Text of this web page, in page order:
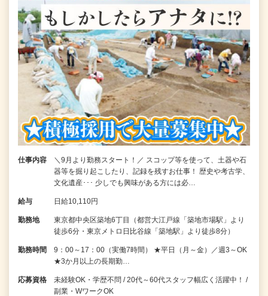
仕事内容
＼9月より勤務スタート！／ スコップ等を使って、土器や石
器等を掘り起こしたり、記録を残すお仕事！ 歴史や考古学、
文化遺産･･･ 少しでも興味がある方には必…
給与 日給10,110円
勤務地
東京都中央区築地6丁目（都営大江戸線「築地市場駅」より
徒歩6分・東京メトロ日比谷線「築地駅」より徒歩8分）
勤務時間
9：00～17：00（実働7時間） ★平日（月～金）／週3～OK
★3か月以上の長期勤…
応募資格
未経験OK・学歴不問 / 20代～60代スタッフ幅広く活躍中！ /
副業・WワークOK